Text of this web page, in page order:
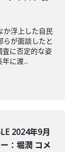
か浮上した自民
らが面談したと
査に否定的な姿
に渡...
2024年9月
：堀潤 コメ